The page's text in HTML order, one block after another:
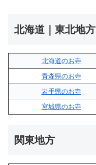
北海道｜東北地方
北海道のお寺
青森県のお寺
岩手県のお寺
宮城県のお寺
関東地方